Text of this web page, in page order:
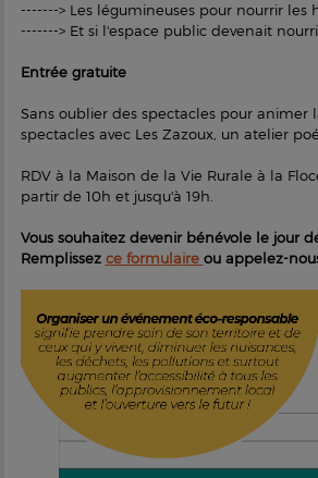
-------> Les légumineuses pour nourrir les
-------> Et si l'espace public devenait
Entrée gratuite
Sans oublier des spectacles pour animer
spectacles avec Les Zazoux, un atelier
RDV à la Maison de la Vie Rurale à la
partir de 10h et jusqu'à 19h.
Vous souhaitez devenir bénévole le jour
Remplissez ce formulaire ou appelez-